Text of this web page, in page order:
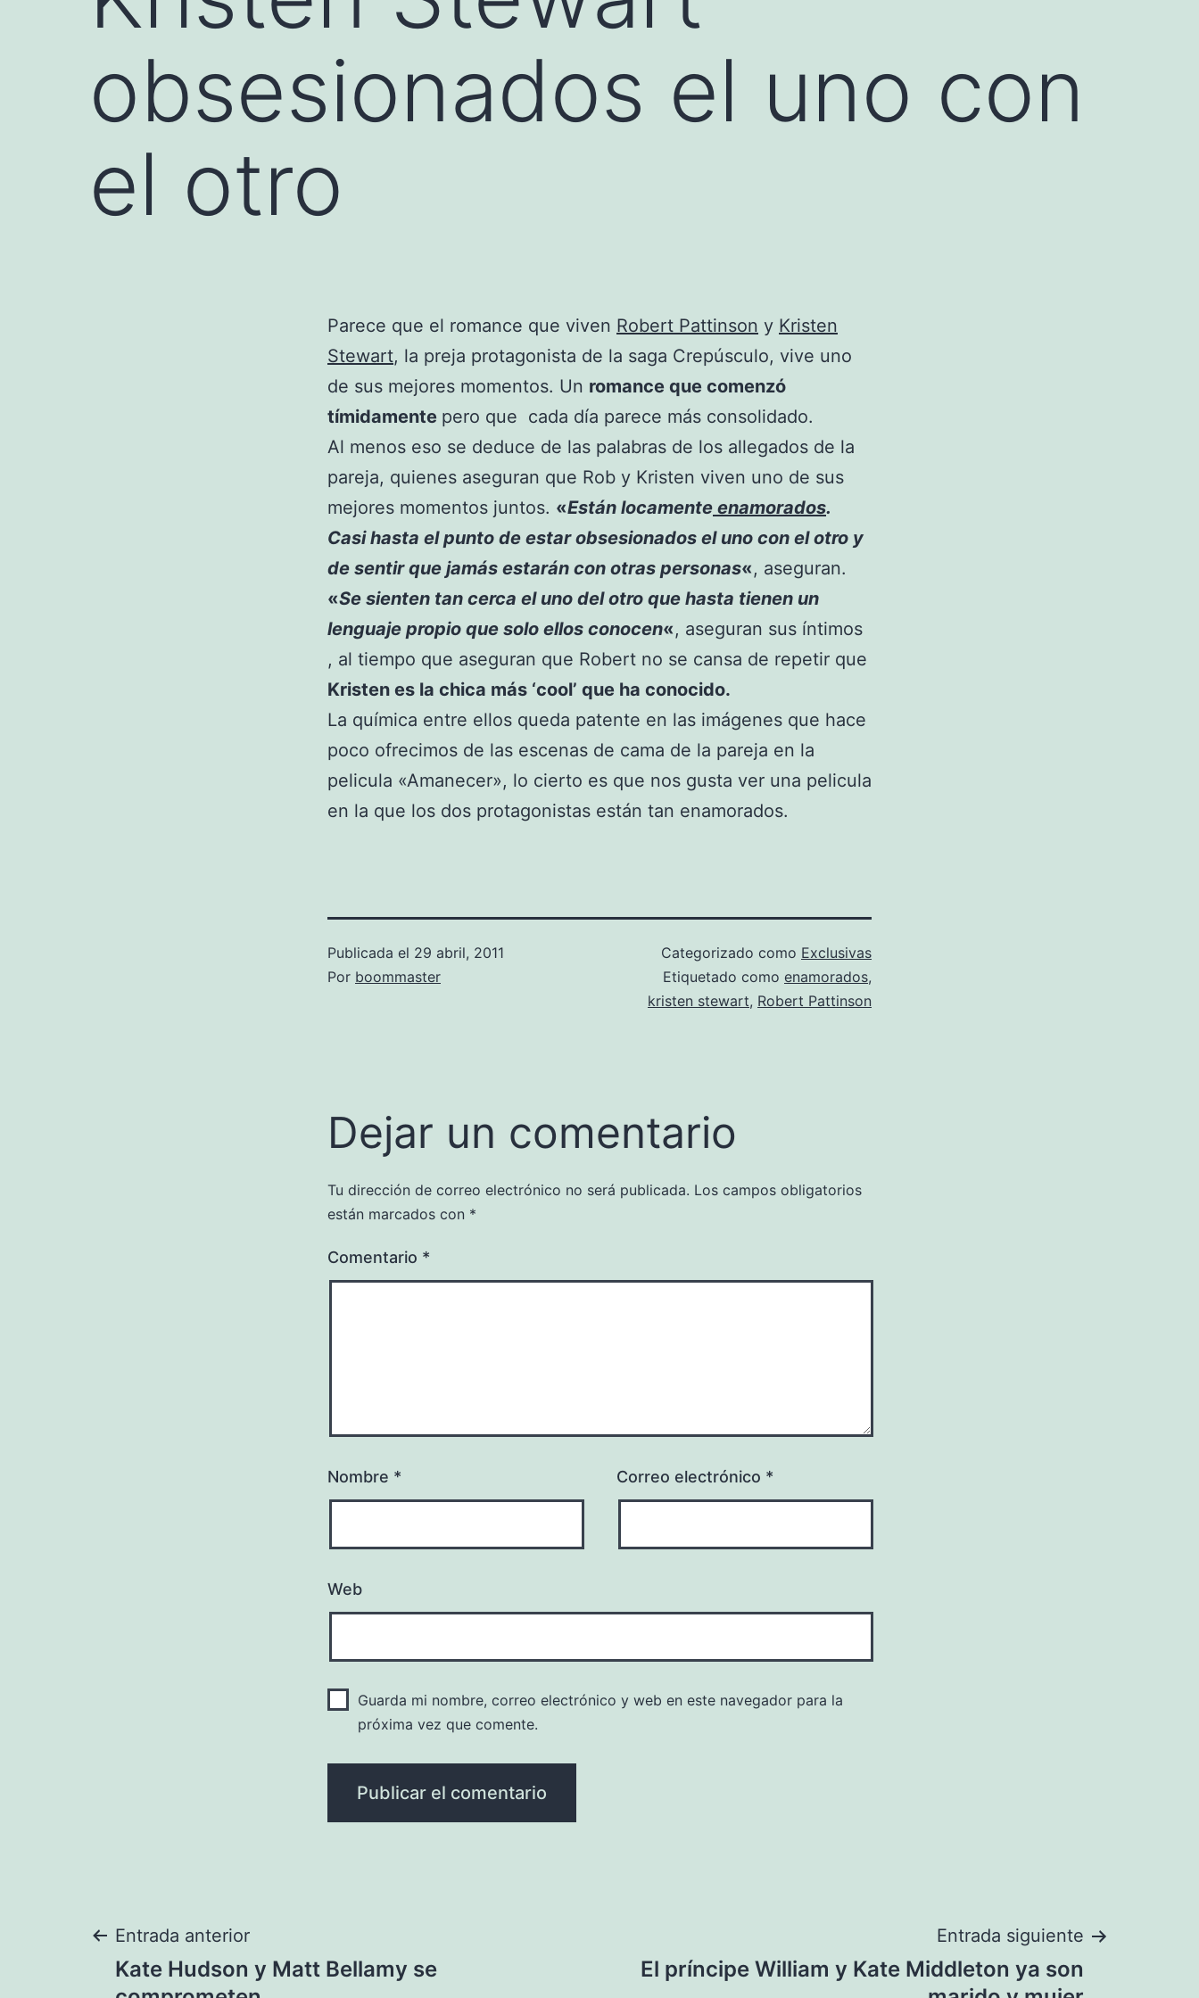
obsesionados el uno con
el otro
Parece que el romance que viven Robert Pattinson y Kristen
Stewart, la preja protagonista de la saga Crepúsculo, vive uno
de sus mejores momentos. Un romance que comenzó
tímidamente pero que cada día parece más consolidado.
Al menos eso se deduce de las palabras de los allegados de la
pareja, quienes aseguran que Rob y Kristen viven uno de sus
mejores momentos juntos. «Están locamente enamorados.
Casi hasta el punto de estar obsesionados el uno con el otro y
de sentir que jamás estarán con otras personas«, aseguran.
«Se sienten tan cerca el uno del otro que hasta tienen un
lenguaje propio que solo ellos conocen«, aseguran sus íntimos
, al tiempo que aseguran que Robert no se cansa de repetir que
Kristen es la chica más ‘cool’ que ha conocido.
La química entre ellos queda patente en las imágenes que hace
poco ofrecimos de las escenas de cama de la pareja en la
pelicula «Amanecer», lo cierto es que nos gusta ver una pelicula
en la que los dos protagonistas están tan enamorados.
Publicada el 29 abril, 2011
Por boommaster
Categorizado como Exclusivas
Etiquetado como enamorados,
kristen stewart, Robert Pattinson
Dejar un comentario
Tu dirección de correo electrónico no será publicada. Los campos obligatorios
están marcados con *
Comentario *
Nombre * Correo electrónico *
Web
Guarda mi nombre, correo electrónico y web en este navegador para la
próxima vez que comente.
Navegación
Entrada anterior
Kate Hudson y Matt Bellamy se
Entrada siguiente
El príncipe William y Kate Middleton ya son